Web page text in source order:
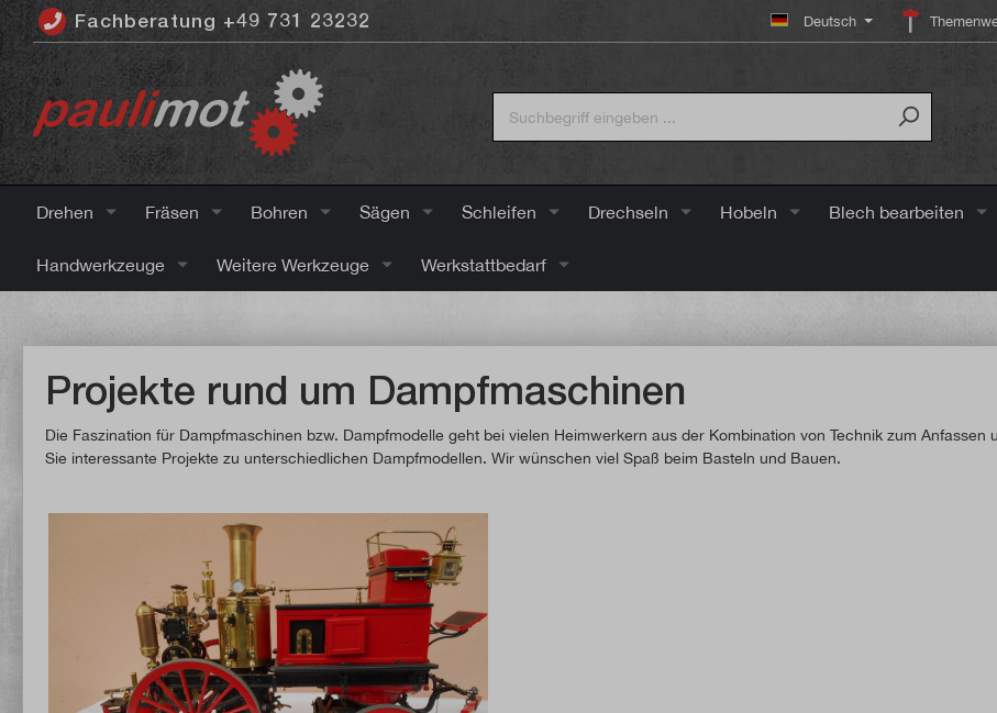
springen
Fachberatung +49 731 23232 Deutsch
Drehen Fräsen Bohren Sägen Schleifen Drechseln Hobeln Blech bearbeiten
Handwerkzeuge Weitere Werkzeuge Werkstattbedarf
Projekte rund um Dampfmaschinen
Die Faszination für Dampfmaschinen bzw. Dampfmodelle geht bei vielen Heimwerkern aus der Kombination von Technik zum
Sie interessante Projekte zu unterschiedlichen Dampfmodellen. Wir wünschen viel Spaß beim Basteln und Bauen.